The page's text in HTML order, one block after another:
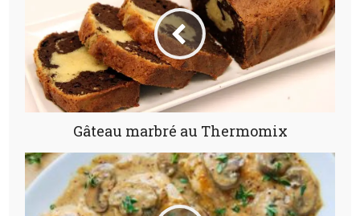
Gâteau marbré au Thermomix